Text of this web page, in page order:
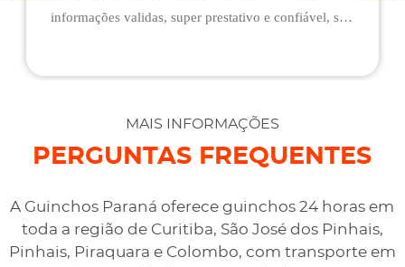
informações validas, super prestativo e confiável, são
desviaram para uma oficina mais próximo, sem
qualquer custo na maior boa vontade.
MAIS INFORMAÇÕES
PERGUNTAS FREQUENTES
A Guinchos Paraná oferece guinchos 24 horas em
toda a região de Curitiba, São José dos Pinhais,
Pinhais, Piraquara e Colombo, com transporte em